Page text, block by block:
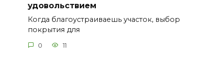
удовольствием
Когда благоустраиваешь участок, выбор
покрытия для
0 11